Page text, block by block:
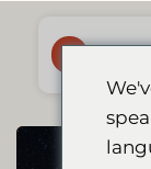
content